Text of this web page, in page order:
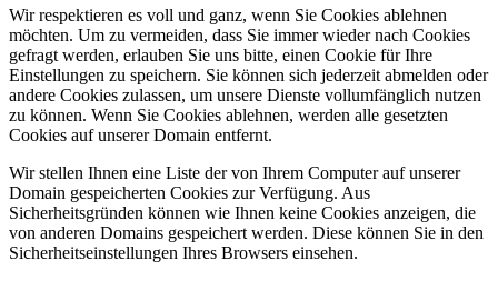
Wir respektieren es voll und ganz, wenn Sie Cookies ablehnen
möchten. Um zu vermeiden, dass Sie immer wieder nach Cookies
gefragt werden, erlauben Sie uns bitte, einen Cookie für Ihre
Einstellungen zu speichern. Sie können sich jederzeit abmelden oder
andere Cookies zulassen, um unsere Dienste vollumfänglich nutzen
zu können. Wenn Sie Cookies ablehnen, werden alle gesetzten
Cookies auf unserer Domain entfernt.
Wir stellen Ihnen eine Liste der von Ihrem Computer auf unserer
Domain gespeicherten Cookies zur Verfügung. Aus
Sicherheitsgründen können wie Ihnen keine Cookies anzeigen, die
von anderen Domains gespeichert werden. Diese können Sie in den
Sicherheitseinstellungen Ihres Browsers einsehen.